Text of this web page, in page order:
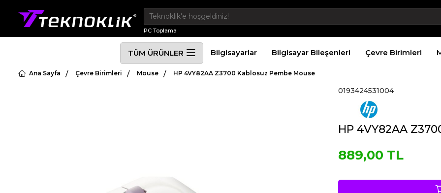
PC Toplama
TÜM ÜRÜNLER Bilgisayarlar Bilgisayar Bileşenleri Çevre Birimleri
Ana Sayfa Çevre Birimleri Mouse HP 4VY82AA Z3700 Kablosuz Pembe Mouse
0193424531004
HP 4VY82AA
889,00 TL